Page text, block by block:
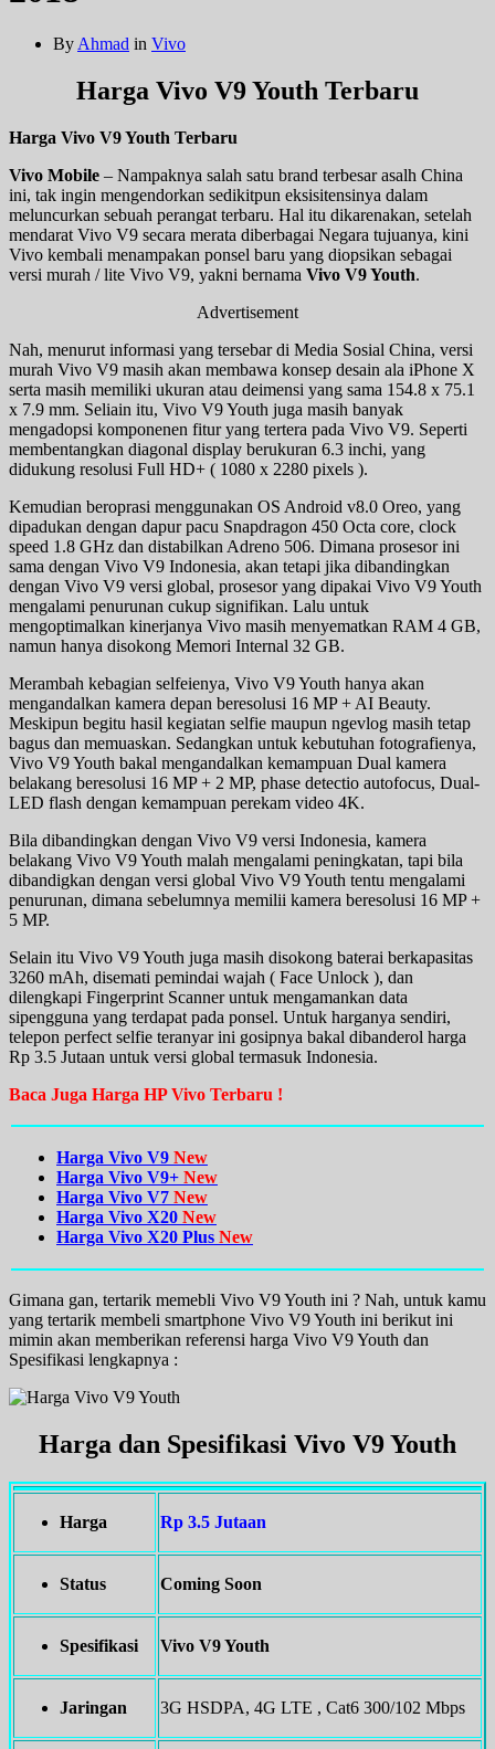
ByAhmad in Vivo
Harga Vivo V9 Youth Terbaru
Harga Vivo V9 Youth Terbaru
Vivo Mobile – Nampaknya salah satu brand terbesar asalh China
ini, tak ingin mengendorkan sedikitpun eksisitensinya dalam
meluncurkan sebuah perangat terbaru. Hal itu dikarenakan, setelah
mendarat Vivo V9 secara merata diberbagai Negara tujuanya, kini
Vivo kembali menampakan ponsel baru yang diopsikan sebagai
versi murah / lite Vivo V9, yakni bernama Vivo V9 Youth.
Advertisement
Nah, menurut informasi yang tersebar di Media Sosial China, versi
murah Vivo V9 masih akan membawa konsep desain ala iPhone X
serta masih memiliki ukuran atau deimensi yang sama 154.8 x 75.1
x 7.9 mm. Seliain itu, Vivo V9 Youth juga masih banyak
mengadopsi komponenen fitur yang tertera pada Vivo V9. Seperti
membentangkan diagonal display berukuran 6.3 inchi, yang
didukung resolusi Full HD+ ( 1080 x 2280 pixels ).
Kemudian beroprasi menggunakan OS Android v8.0 Oreo, yang
dipadukan dengan dapur pacu Snapdragon 450 Octa core, clock
speed 1.8 GHz dan distabilkan Adreno 506. Dimana prosesor ini
sama dengan Vivo V9 Indonesia, akan tetapi jika dibandingkan
dengan Vivo V9 versi global, prosesor yang dipakai Vivo V9 Youth
mengalami penurunan cukup signifikan. Lalu untuk
mengoptimalkan kinerjanya Vivo masih menyematkan RAM 4 GB,
namun hanya disokong Memori Internal 32 GB.
Merambah kebagian selfeienya, Vivo V9 Youth hanya akan
mengandalkan kamera depan beresolusi 16 MP + AI Beauty.
Meskipun begitu hasil kegiatan selfie maupun ngevlog masih tetap
bagus dan memuaskan. Sedangkan untuk kebutuhan fotografienya,
Vivo V9 Youth bakal mengandalkan kemampuan Dual kamera
belakang beresolusi 16 MP + 2 MP, phase detectio autofocus, Dual-
LED flash dengan kemampuan perekam video 4K.
Bila dibandingkan dengan Vivo V9 versi Indonesia, kamera
belakang Vivo V9 Youth malah mengalami peningkatan, tapi bila
dibandigkan dengan versi global Vivo V9 Youth tentu mengalami
penurunan, dimana sebelumnya memilii kamera beresolusi 16 MP +
5 MP.
Selain itu Vivo V9 Youth juga masih disokong baterai berkapasitas
3260 mAh, disemati pemindai wajah ( Face Unlock ), dan
dilengkapi Fingerprint Scanner untuk mengamankan data
sipengguna yang terdapat pada ponsel. Untuk harganya sendiri,
telepon perfect selfie teranyar ini gosipnya bakal dibanderol harga
Rp 3.5 Jutaan untuk versi global termasuk Indonesia.
Baca Juga Harga HP Vivo Terbaru !
Harga Vivo V9 New
Harga Vivo V9+ New
Harga Vivo V7 New
Harga Vivo X20 New
Harga Vivo X20 Plus New
Gimana gan, tertarik memebli Vivo V9 Youth ini ? Nah, untuk kamu
yang tertarik membeli smartphone Vivo V9 Youth ini berikut ini
mimin akan memberikan referensi harga Vivo V9 Youth dan
Spesifikasi lengkapnya :
Harga dan Spesifikasi Vivo V9 Youth
Harga Rp 3.5 Jutaan
Status Coming Soon
Spesifikasi Vivo V9 Youth
Jaringan 3G HSDPA, 4G LTE , Cat6 300/102 Mbps